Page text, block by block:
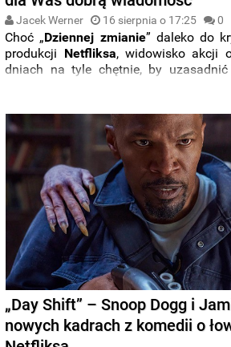
Jacek Werner 16 sierpnia o 17:25 0
Choć „Dziennej zmianie” daleko do
produkcji Netfliksa, widowisko akcji
dniach na tyle chętnie, by
. Jak się
rozwinięcie historii nie brakuje
Stahelskiemu.
„Day Shift” – Snoop Dogg i
nowych kadrach z komedii o